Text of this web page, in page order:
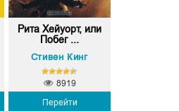
Рита Хейуорт, или
Побег ...
Стивен Кинг
Перейти
8919